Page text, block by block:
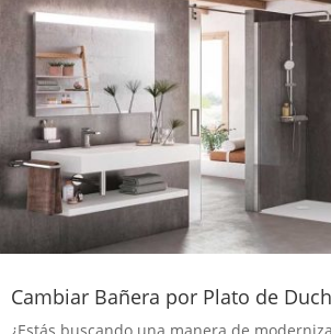
Cambiar Bañera por Plato de